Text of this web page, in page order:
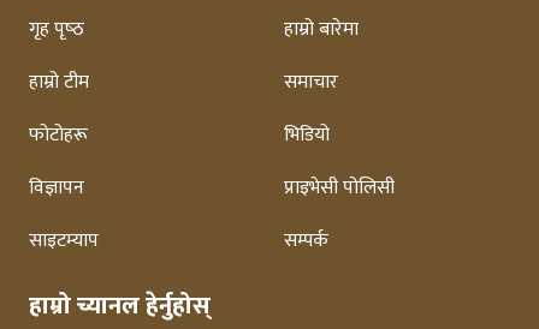
गृह पृष्‍ठ
हाम्रो बारेमा
हाम्रो टीम
समाचार
फोटोहरू
भिडियो
विज्ञापन
प्राइभेसी पोलिसी
साइटम्याप
सम्पर्क
हाम्रो च्यानल हेर्नुहोस्